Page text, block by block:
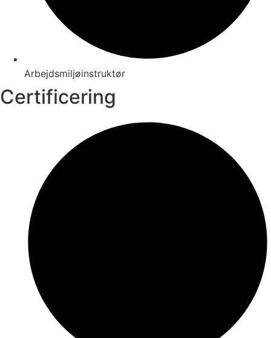
Arbejdsmiljøinstruktør
Certificering